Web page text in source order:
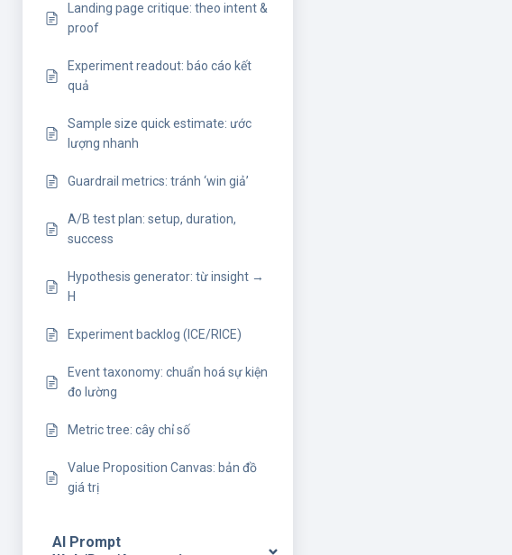
Landing page critique: theo intent &
proof
Experiment readout: báo cáo kết
quả
Sample size quick estimate: ước
lượng nhanh
Guardrail metrics: tránh ‘win giả’
A/B test plan: setup, duration,
success
Hypothesis generator: từ insight →
H
Experiment backlog (ICE/RICE)
Event taxonomy: chuẩn hoá sự kiện
đo lường
Metric tree: cây chỉ số
Value Proposition Canvas: bản đồ
giá trị
AI Prompt